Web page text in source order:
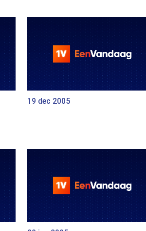
19 dec 2005